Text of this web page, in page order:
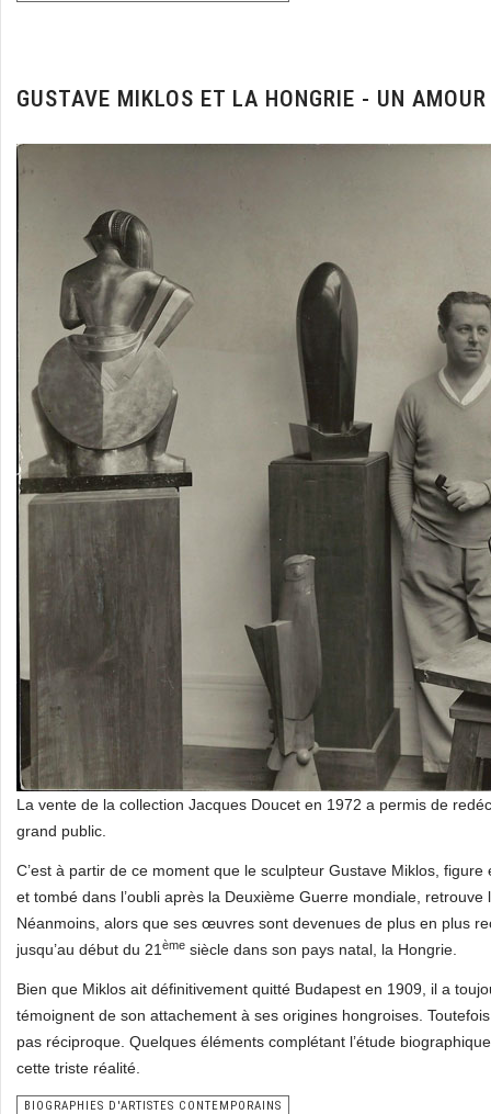
GUSTAVE MIKLOS ET LA HONGRIE - UN
La vente de la collection Jacques Doucet en 1972 a permis de
grand public.
C’est à partir de ce moment que le sculpteur Gustave Miklos,
et tombé dans l’oubli après la Deuxième Guerre mondiale,
Néanmoins, alors que ses œuvres sont devenues de plus en plus
jusqu’au début du 21 ème siècle dans son pays natal, la Hongrie.
Bien que Miklos ait définitivement quitté Budapest en 1909, il a
témoignent de son attachement à ses origines hongroises.
pas réciproque. Quelques éléments complétant l’étude
cette triste réalité.
BIOGRAPHIES D'ARTISTES CONTEMPORAINS